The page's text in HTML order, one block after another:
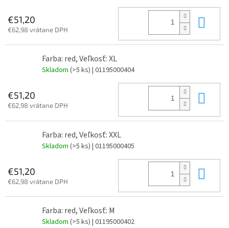
€51,20
€62,98 vrátane DPH
Farba: red, Veľkosť: XL
Skladom (>5 ks) | 01195000404
€51,20
€62,98 vrátane DPH
Farba: red, Veľkosť: XXL
Skladom (>5 ks) | 01195000405
€51,20
€62,98 vrátane DPH
Farba: red, Veľkosť: M
Skladom (>5 ks) | 01195000402